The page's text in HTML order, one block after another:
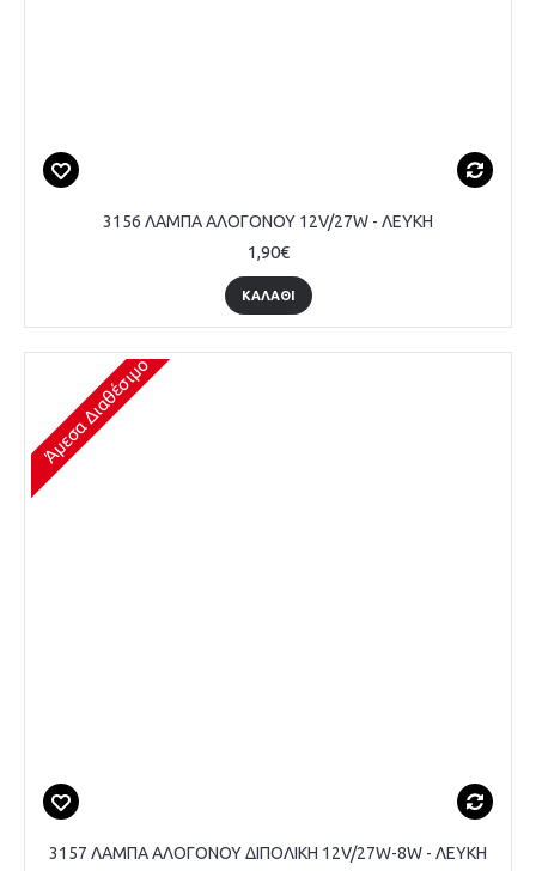
3156 ΛΑΜΠΑ ΑΛΟΓΟΝΟΥ 12V/27W - ΛΕΥΚΗ
1,90€
ΚΑΛΆΘΙ
Άμεσα Διαθέσιμο
3157 ΛΑΜΠΑ ΑΛΟΓΟΝΟΥ ΔΙΠΟΛΙΚΗ 12V/27W-8W - ΛΕΥΚΗ